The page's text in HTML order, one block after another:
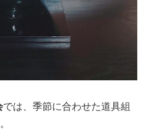
では、季節に合わせた道具組